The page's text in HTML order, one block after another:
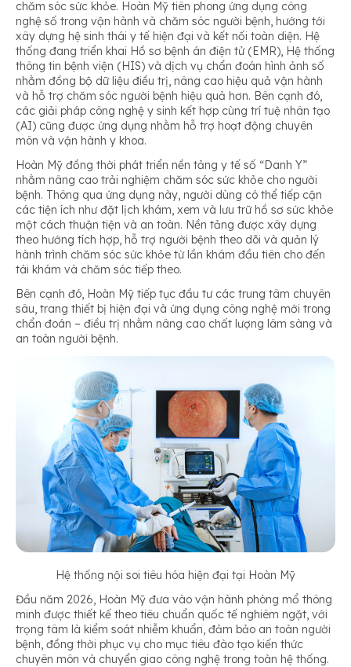
chăm sóc sức khỏe. Hoàn Mỹ tiên phong ứng dụng công
nghệ số trong vận hành và chăm sóc người bệnh, hướng tới
xây dựng hệ sinh thái y tế hiện đại và kết nối toàn diện. Hệ
thống đang triển khai Hồ sơ bệnh án điện tử (EMR), Hệ thống
thông tin bệnh viện (HIS) và dịch vụ chẩn đoán hình ảnh số
nhằm đồng bộ dữ liệu điều trị, nâng cao hiệu quả vận hành
và hỗ trợ chăm sóc người bệnh hiệu quả hơn. Bên cạnh đó,
các giải pháp công nghệ y sinh kết hợp cùng trí tuệ nhân tạo
(AI) cũng được ứng dụng nhằm hỗ trợ hoạt động chuyên
môn và vận hành y khoa.
Hoàn Mỹ đồng thời phát triển nền tảng y tế số “Danh Y”
nhằm nâng cao trải nghiệm chăm sóc sức khỏe cho người
bệnh. Thông qua ứng dụng này, người dùng có thể tiếp cận
các tiện ích như đặt lịch khám, xem và lưu trữ hồ sơ sức khỏe
một cách thuận tiện và an toàn. Nền tảng được xây dựng
theo hướng tích hợp, hỗ trợ người bệnh theo dõi và quản lý
hành trình chăm sóc sức khỏe từ lần khám đầu tiên cho đến
tái khám và chăm sóc tiếp theo.
Bên cạnh đó, Hoàn Mỹ tiếp tục đầu tư các trung tâm chuyên
sâu, trang thiết bị hiện đại và ứng dụng công nghệ mới trong
chẩn đoán – điều trị nhằm nâng cao chất lượng lâm sàng và
an toàn người bệnh.
Hệ thống nội soi tiêu hóa hiện đại tại Hoàn Mỹ
Đầu năm 2026, Hoàn Mỹ đưa vào vận hành phòng mổ thông
minh được thiết kế theo tiêu chuẩn quốc tế nghiêm ngặt, với
trọng tâm là kiểm soát nhiễm khuẩn, đảm bảo an toàn người
bệnh, đồng thời phục vụ cho mục tiêu đào tạo kiến thức
chuyên môn và chuyển giao công nghệ trong toàn hệ thống.